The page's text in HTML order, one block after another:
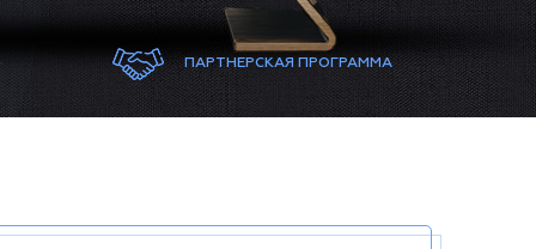
ПАРТНЕРСКАЯ ПРОГРАММА